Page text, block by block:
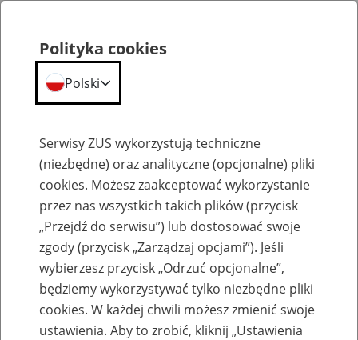
Komunikaty
ZUS będzie zamknięty 2 maja 2025 r.
Polityka cookies
Polski
Serwisy ZUS wykorzystują techniczne
(niezbędne) oraz analityczne (opcjonalne) pliki
cookies. Możesz zaakceptować wykorzystanie
przez nas wszystkich takich plików (przycisk
„Przejdź do serwisu”) lub dostosować swoje
zgody (przycisk „Zarządzaj opcjami”). Jeśli
wybierzesz przycisk „Odrzuć opcjonalne”,
będziemy wykorzystywać tylko niezbędne pliki
cookies. W każdej chwili możesz zmienić swoje
ustawienia. Aby to zrobić, kliknij „Ustawienia